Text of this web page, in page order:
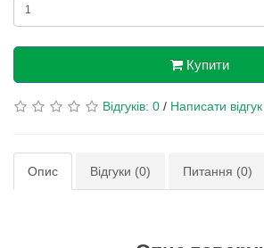
Купити
Відгуків: 0 / Написати відгук
Опис Відгуки (0) Питання (0)